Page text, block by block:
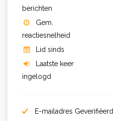
berichten
Gem.
reactiesnelheid
Lid sinds
Laatste keer
ingelogd
E-mailadres Geverifiëerd